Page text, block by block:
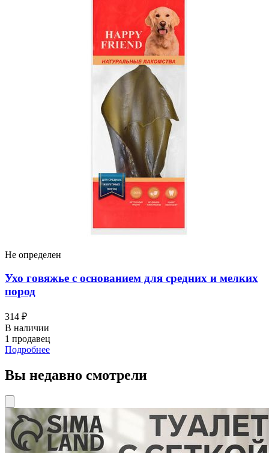
Не определен
Ухо говяжье с основанием для средних и мелких
пород
314 ₽
В наличии
1 продавец
Подробнее
Вы недавно смотрели